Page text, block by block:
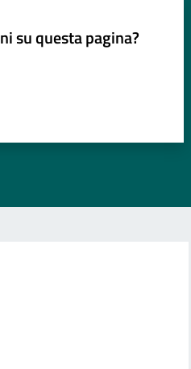
su questa pagina?